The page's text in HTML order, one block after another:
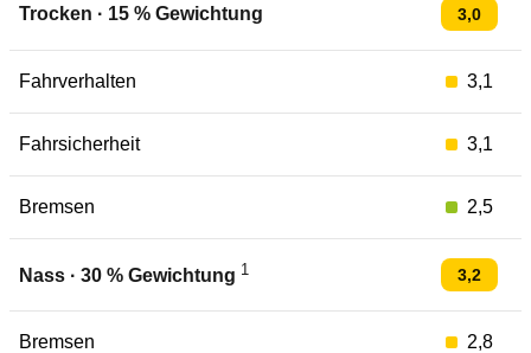
Trocken · 15 % Gewichtung 3,0
Fahrverhalten 3,1
Fahrsicherheit 3,1
Bremsen 2,5
Nass · 30 % Gewichtung 1 3,2
Bremsen 2,8